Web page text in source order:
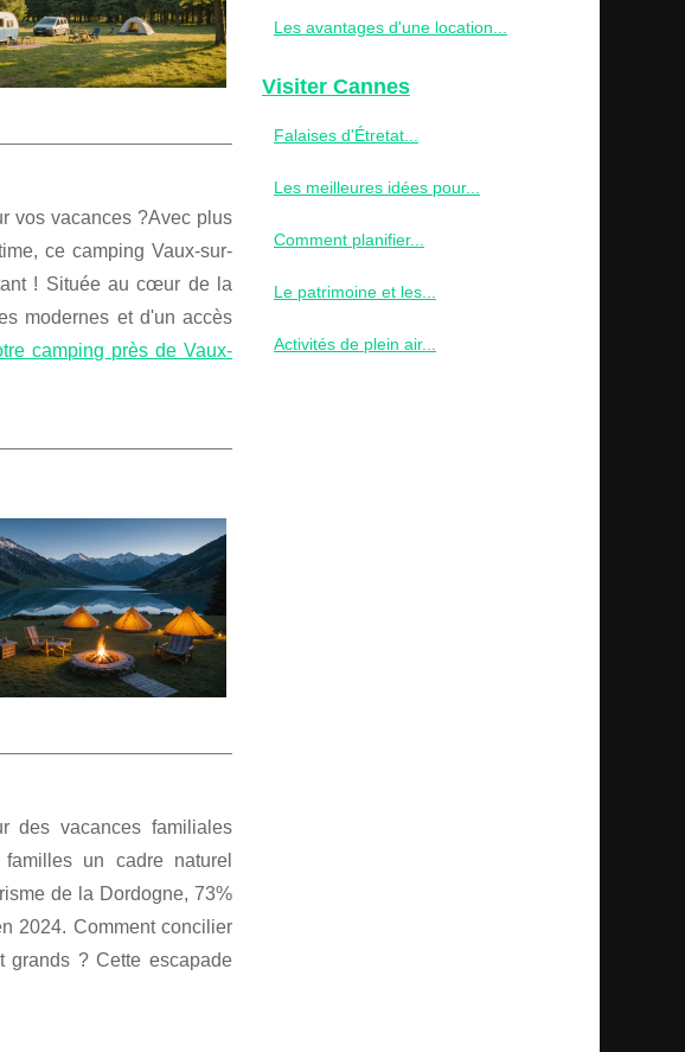
vos vacances ?Avec plus
ce camping Vaux-sur-
! Située au cœur de la
modernes et d'un accès
camping près de Vaux-
des vacances familiales
un cadre naturel
de la Dordogne, 73%
2024. Comment concilier
grands ? Cette escapade
Les avantages d'une location...
Visiter Cannes
Falaises d'Étretat...
Les meilleures idées pour...
Comment planifier...
Le patrimoine et les...
Activités de plein air...